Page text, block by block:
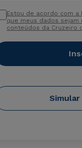
Estou de acordo com a
que meus dados
conteúdos da Cruzeiro